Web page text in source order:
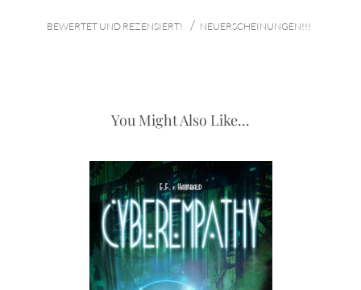
BEWERTET UND REZENSIERT! / NEUERSCHEINUNGEN!!!
You Might Also Like...